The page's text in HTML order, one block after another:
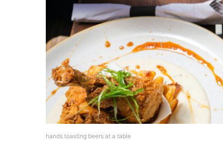
hands toasting beers at a table